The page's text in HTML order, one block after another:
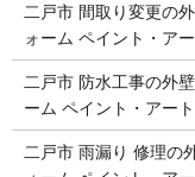
二戸市 間取り変更の
ォーム ペイント・ア
二戸市 防水工事の外
ーム ペイント・アー
二戸市 雨漏り 修理の